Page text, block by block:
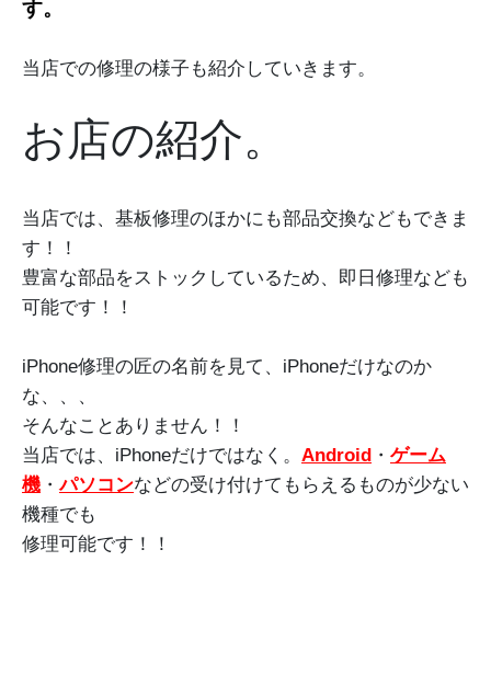
す。
当店での修理の様子も紹介していきます。
お店の紹介。
当店では、基板修理のほかにも部品交換などもできま
す！！
豊富な部品をストックしているため、即日修理なども
可能です！！
iPhone修理の匠の名前を見て、iPhoneだけなのか
な、、、
そんなことありません！！
当店では、iPhoneだけではなく。 Android ・ ゲーム
機 ・パソコンなどの受け付けてもらえるものが少ない
機種でも
修理可能です！！